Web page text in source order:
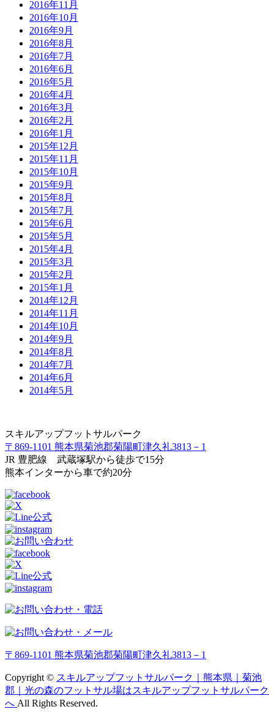
2016年11月
2016年10月
2016年9月
2016年8月
2016年7月
2016年6月
2016年5月
2016年4月
2016年3月
2016年2月
2016年1月
2015年12月
2015年11月
2015年10月
2015年9月
2015年8月
2015年7月
2015年6月
2015年5月
2015年4月
2015年3月
2015年2月
2015年1月
2014年12月
2014年11月
2014年10月
2014年9月
2014年8月
2014年7月
2014年6月
2014年5月
スキルアップフットサルパーク
〒869-1101 熊本県菊池郡菊陽町津久礼3813－1
JR 豊肥線 武蔵塚駅から徒歩で15分
熊本インターから車で約20分
〒869-1101 熊本県菊池郡菊陽町津久礼3813－1
Copyright © スキルアップフットサルパーク｜熊本県｜菊池
郡｜光の森のフットサル場はスキルアップフットサルパーク
へ All Rights Reserved.